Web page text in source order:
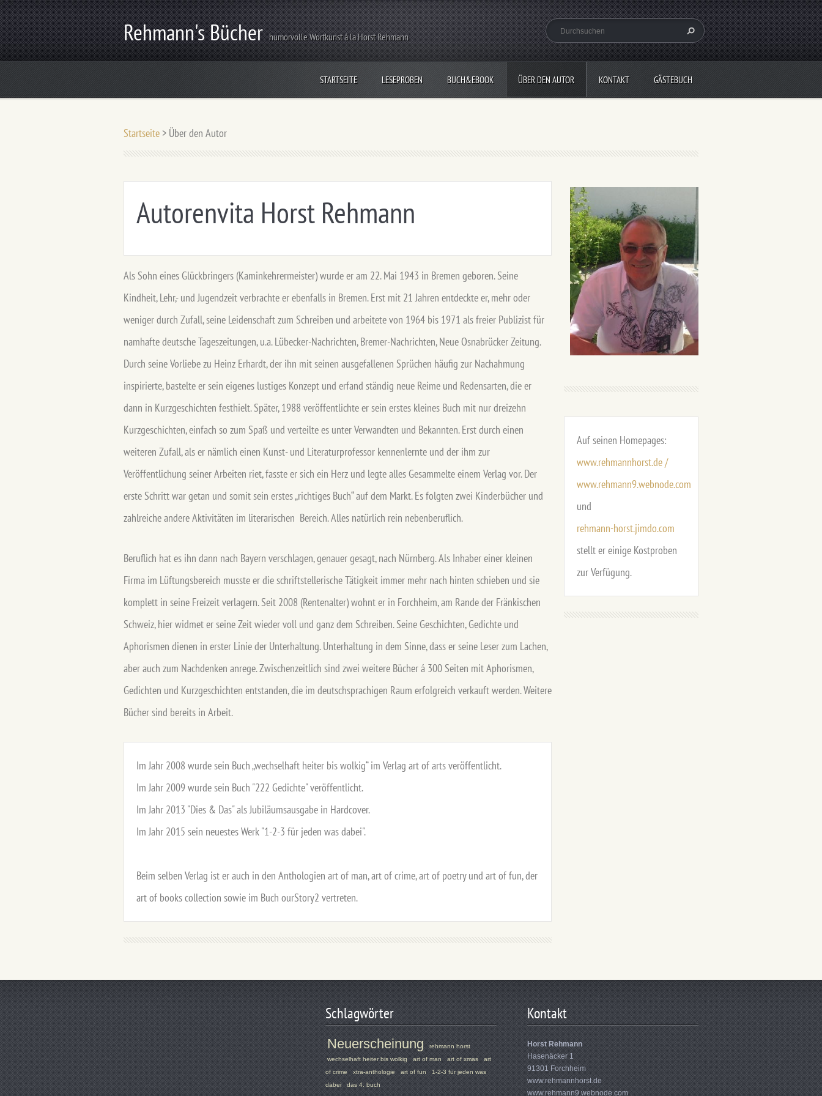
Rehmann's Bücher humorvolle Wortkunst á la Horst Rehmann
STARTSEITE LESEPROBEN BUCH&EBOOK ÜBER DEN AUTOR KONTAKT GÄSTEBUCH
Startseite > Über den Autor
Autorenvita Horst Rehmann
Als Sohn eines Glückbringers (Kaminkehrermeister) wurde er am 22. Mai 1943 in Bremen geboren. Seine
Kindheit, Lehr,- und Jugendzeit verbrachte er ebenfalls in Bremen. Erst mit 21 Jahren entdeckte er, mehr oder
weniger durch Zufall, seine Leidenschaft zum Schreiben und arbeitete von 1964 bis 1971 als freier Publizist für
namhafte deutsche Tageszeitungen, u.a. Lübecker-Nachrichten, Bremer-Nachrichten, Neue Osnabrücker Zeitung.
Durch seine Vorliebe zu Heinz Erhardt, der ihn mit seinen ausgefallenen Sprüchen häufig zur Nachahmung
inspirierte, bastelte er sein eigenes lustiges Konzept und erfand ständig neue Reime und Redensarten, die er
dann in Kurzgeschichten festhielt. Später, 1988 veröffentlichte er sein erstes kleines Buch mit nur dreizehn
Kurzgeschichten, einfach so zum Spaß und verteilte es unter Verwandten und Bekannten. Erst durch einen
weiteren Zufall, als er nämlich einen Kunst- und Literaturprofessor kennenlernte und der ihm zur
Veröffentlichung seiner Arbeiten riet, fasste er sich ein Herz und legte alles Gesammelte einem Verlag vor. Der
erste Schritt war getan und somit sein erstes „richtiges Buch“ auf dem Markt. Es folgten zwei Kinderbücher und
zahlreiche andere Aktivitäten im literarischen Bereich. Alles natürlich rein nebenberuflich.
Beruflich hat es ihn dann nach Bayern verschlagen, genauer gesagt, nach Nürnberg. Als Inhaber einer kleinen
Firma im Lüftungsbereich musste er die schriftstellerische Tätigkeit immer mehr nach hinten schieben und sie
komplett in seine Freizeit verlagern. Seit 2008 (Rentenalter) wohnt er in Forchheim, am Rande der Fränkischen
Schweiz, hier widmet er seine Zeit wieder voll und ganz dem Schreiben. Seine Geschichten, Gedichte und
Aphorismen dienen in erster Linie der Unterhaltung. Unterhaltung in dem Sinne, dass er seine Leser zum Lachen,
aber auch zum Nachdenken anrege. Zwischenzeitlich sind zwei weitere Bücher á 300 Seiten mit Aphorismen,
Gedichten und Kurzgeschichten entstanden, die im deutschsprachigen Raum erfolgreich verkauft werden. Weitere
Bücher sind bereits in Arbeit.
Im Jahr 2008 wurde sein Buch „wechselhaft heiter bis wolkig“ im Verlag art of arts veröffentlicht.
Im Jahr 2009 wurde sein Buch "222 Gedichte" veröffentlicht.
Im Jahr 2013 "Dies & Das" als Jubiläumsausgabe in Hardcover.
Im Jahr 2015 sein neuestes Werk "1-2-3 für jeden was dabei".
Beim selben Verlag ist er auch in den Anthologien art of man, art of crime, art of poetry und art of fun, der
art of books collection sowie im Buch ourStory2 vertreten.
Auf seinen Homepages:
www.rehmannhorst.de /
www.rehmann9.webnode.com
und
rehmann-horst.jimdo.com
stellt er einige Kostproben
zur Verfügung.
Schlagwörter
Neuerscheinung
rehmann horst
wechselhaft heiter bis wolkig
art of man art of xmas
art
of crime
xtra-anthologie art of fun
1-2-3 für jeden was
dabei
das 4. buch
Kontakt
Horst Rehmann
Hasenäcker 1
91301 Forchheim
www.rehmannhorst.de
www.rehmann9.webnode.com